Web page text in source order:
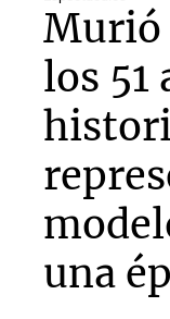
Murió
los 51
una